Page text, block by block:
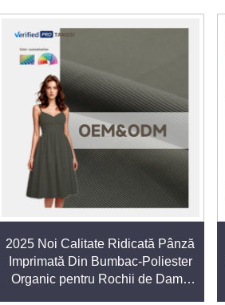
este capacitatea sa de a rezista
uniforme și articole
că produsele își păstrează
rapidă
umezeala de pe corp și să se
sunt esențiale.Țesăturile
în culori vii și durabile care rezistă
unor modele îndrăznețe și
2025 Noi Calitate Ridicată Pânză
Imprimată Din Bumbac-Poliester
Organic pentru Rochii de Dama